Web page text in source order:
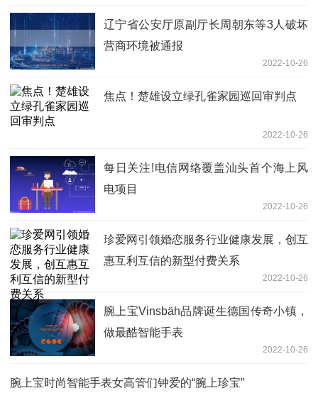
辽宁省公安厅原副厅长周朝东等3人破坏
营商环境被通报
2022-10-26
焦点！楚雄设立绿孔雀家园巡回审判点
2022-10-26
每日关注!电信网络覆盖汕头首个海上风
电项目
2022-10-26
珍爱网引领婚恋服务行业健康发展，创互
惠互利互信的新型付费关系
2022-10-26
腕上宝Vinsbäh品牌诞生德国传奇小镇，
做最酷智能手表
2022-10-26
腕上宝时尚智能手表女高管们钟爱的“腕上珍宝”